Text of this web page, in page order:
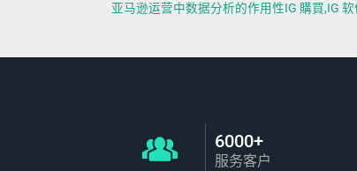
亚马逊运营中数据分析的作用性IG 購買,IG
6000+
服务客户